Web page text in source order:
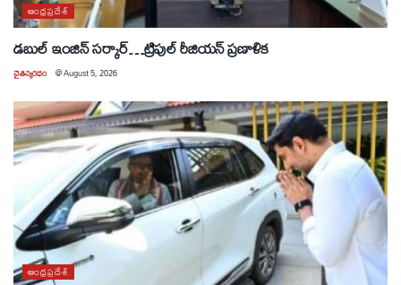
ఆంధ్రప్రదేశ్
డబుల్ ఇంజిన్ సర్కార్…ట్రిపుల్ రీజియన్ ప్రణాళిక
చైతన్యరధం @August 5, 2026
ఆంధ్రప్రదేశ్